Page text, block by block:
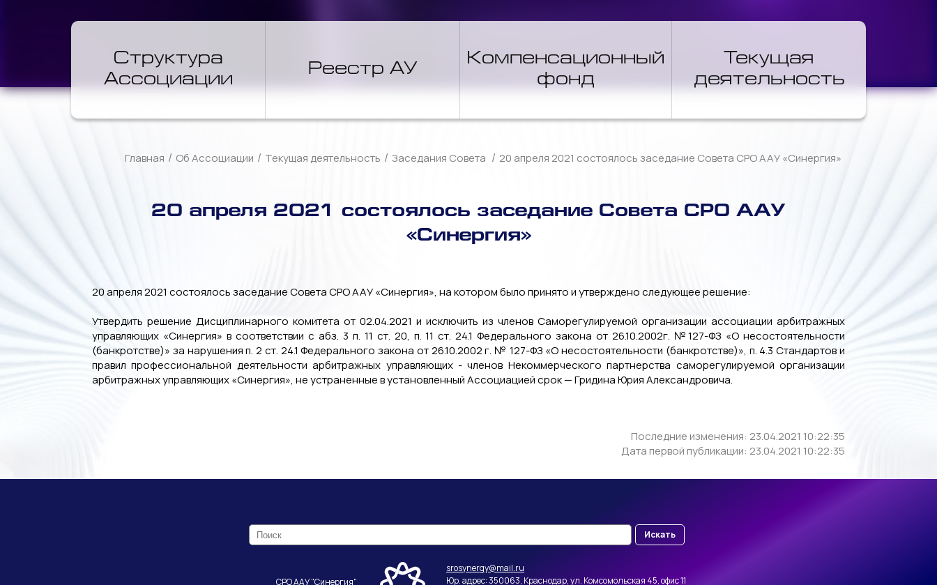
Структура
Ассоциации
Реестр АУ
Компенсационный
фонд
Текущая
деятельность
Главная / Об Ассоциации / Текущая деятельность / Заседания Совета / 20 апреля 2021 состоялось заседание Совета СРО ААУ «Синергия»
20 апреля 2021 состоялось заседание Совета СРО ААУ
«Синергия»
20 апреля 2021 состоялось заседание Совета СРО ААУ «Синергия», на котором было принято и утверждено следующее решение:
Утвердить решение Дисциплинарного комитета от 02.04.2021 и исключить из членов Саморегулируемой организации ассоциации арбитражных
управляющих «Синергия» в соответствии с абз. 3 п. 11 ст. 20, п. 11 ст. 24.1 Федерального закона от 26.10.2002г. №127-ФЗ «О несостоятельности
(банкротстве)» за нарушения п. 2 ст. 24.1 Федерального закона от 26.10.2002 г. № 127-ФЗ «О несостоятельности (банкротстве)», п. 4.3 Стандартов и
правил профессиональной деятельности арбитражных управляющих - членов Некоммерческого партнерства саморегулируемой организации
арбитражных управляющих «Синергия», не устраненные в установленный Ассоциацией срок — Гридина Юрия Александровича.
Последние изменения: 23.04.2021 10:22:35
Дата первой публикации: 23.04.2021 10:22:35
Искать
СРО ААУ "Синергия"
srosynergy@mail.ru
Юр. адрес: 350063, Краснодар, ул. Комсомольская 45, офис 11